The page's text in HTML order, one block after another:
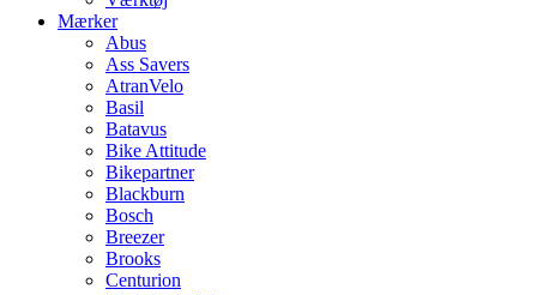
Mærker
Abus
Ass Savers
AtranVelo
Basil
Batavus
Bike Attitude
Bikepartner
Blackburn
Bosch
Breezer
Brooks
Centurion